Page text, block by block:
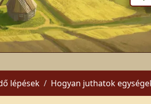
lépések Hogyan juthatok